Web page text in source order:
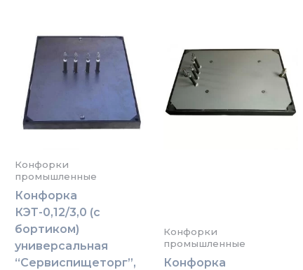
Конфорки
промышленные
Конфорка
КЭТ-0,12/3,0 (с
бортиком)
универсальная
“Сервиспищеторг”,
Конфорки
промышленные
Конфорка